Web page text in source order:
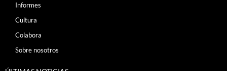
Informes
Cultura
Colabora
Sobre nosotros